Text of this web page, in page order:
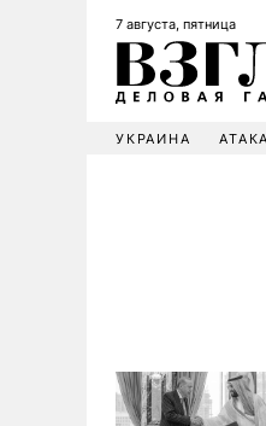
7 августа, пятница
УКРАИНА